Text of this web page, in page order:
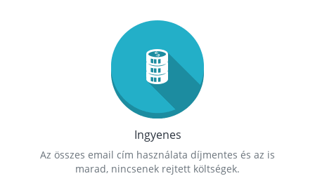
Ingyenes
Az összes email cím használata díjmentes és az is
marad, nincsenek rejtett költségek.